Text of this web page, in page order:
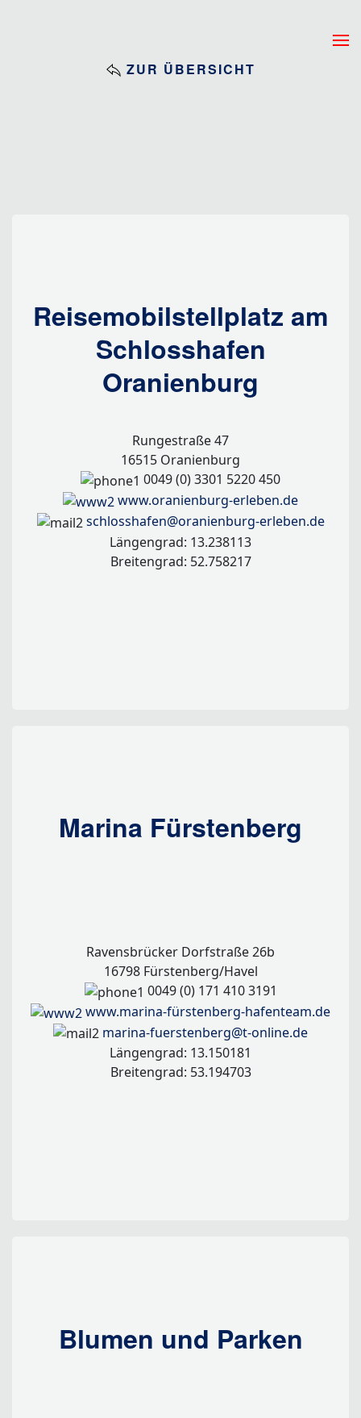
ZUR ÜBERSICHT
Reisemobilstellplatz am
Schlosshafen
Oranienburg
Rungestraße 47
16515 Oranienburg
0049 (0) 3301 5220 450
www.oranienburg-erleben.de
schlosshafen@oranienburg-erleben.de
Längengrad: 13.238113
Breitengrad: 52.758217
Marina Fürstenberg
Ravensbrücker Dorfstraße 26b
16798 Fürstenberg/Havel
0049 (0) 171 410 3191
www.marina-fürstenberg-hafenteam.de
marina-fuerstenberg@t-online.de
Längengrad: 13.150181
Breitengrad: 53.194703
Blumen und Parken